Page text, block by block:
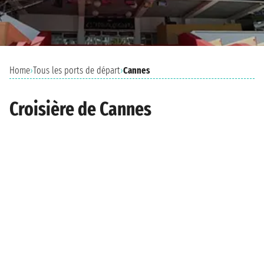
Home›Tous les ports de départ›Cannes
Croisière de Cannes